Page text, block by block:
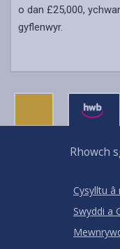
o dan £25,000,
gyflenwyr.
Rhowch
0
Stars
Cysylltu â
Swyddi a